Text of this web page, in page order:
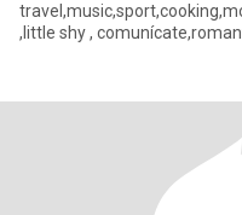
,little shy ,